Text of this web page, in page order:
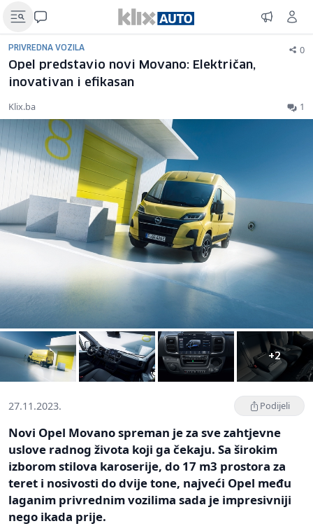
PRIVREDNA VOZILA 0
Opel predstavio novi Movano: Električan,
inovativan i efikasan
Klix.ba 1
+2
27.11.2023. Podijeli
Novi Opel Movano spreman je za sve zahtjevne
uslove radnog života koji ga čekaju. Sa širokim
izborom stilova karoserije, do 17 m3 prostora za
teret i nosivosti do dvije tone, najveći Opel među
laganim privrednim vozilima sada je impresivniji
nego ikada prije.